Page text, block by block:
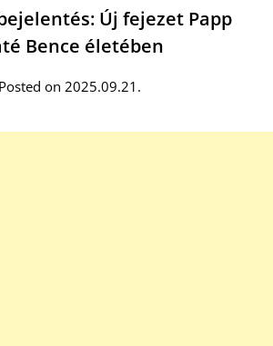
Új fejezet Papp
Bence életében
Posted on 2025.09.21.